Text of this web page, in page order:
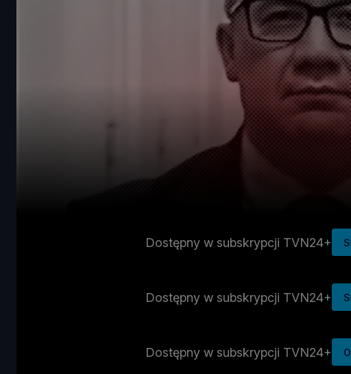
Dostępny w subskrypcji TVN24+
Dostępny w subskrypcji TVN24+
Dostępny w subskrypcji TVN24+